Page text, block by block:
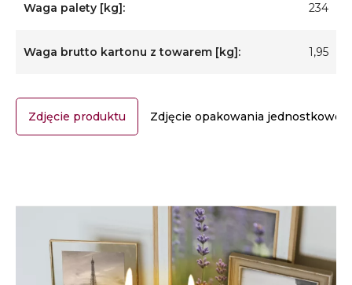
Waga palety [kg]: 234
Waga brutto kartonu z towarem [kg]: 1,95
Zdjęcie produktu Zdjęcie opakowania